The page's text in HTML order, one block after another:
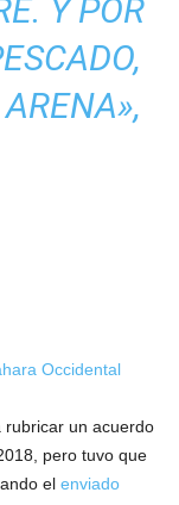
Y POR
Occidental
rubricar un acuerdo
pero tuvo que
el enviado